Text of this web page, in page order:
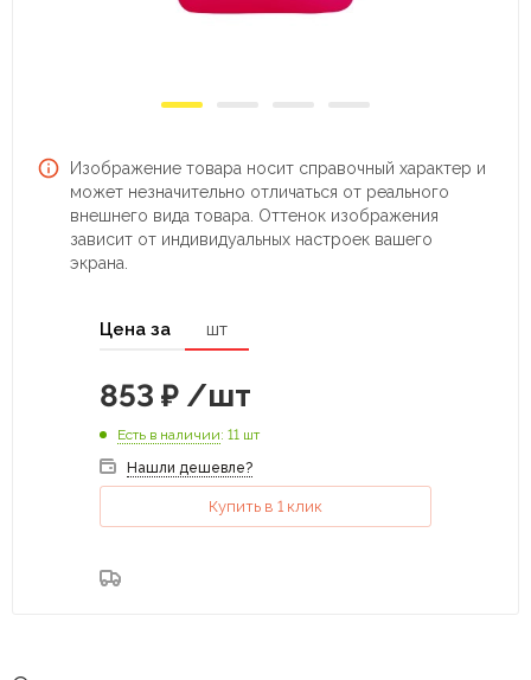
Изображение товара носит справочный характер и
может незначительно отличаться от реального
внешнего вида товара. Оттенок изображения
зависит от индивидуальных настроек вашего
экрана.
Цена за шт
853 ₽ /шт
Есть в наличии: 11 шт
Нашли дешевле?
Купить в 1 клик